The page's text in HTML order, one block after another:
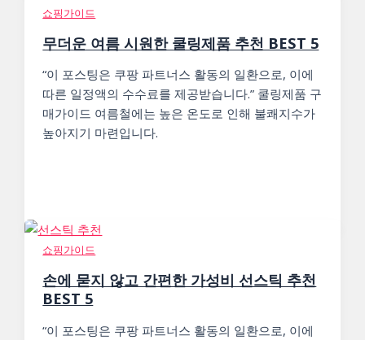
쇼핑가이드
무더운 여름 시원한 쿨링제품 추천 BEST 5
“이 포스팅은 쿠팡 파트너스 활동의 일환으로, 이에
따른 일정액의 수수료를 제공받습니다.” 쿨링제품 구
매가이드 여름철에는 높은 온도로 인해 불쾌지수가
높아지기 마련입니다.
쇼핑가이드
손에 묻지 않고 간편한 가성비 선스틱 추천
BEST 5
“이 포스팅은 쿠팡 파트너스 활동의 일환으로, 이에